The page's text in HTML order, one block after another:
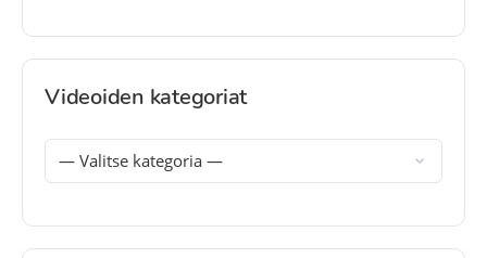
Videoiden kategoriat